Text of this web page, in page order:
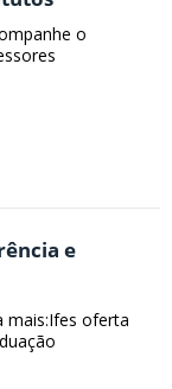
o
e
mais:Ifes oferta